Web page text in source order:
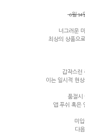
6월 14
너그러운
최상의 상품으
갑작스런
이는 일시적 현
품절시
앱 푸쉬 혹은
미
다